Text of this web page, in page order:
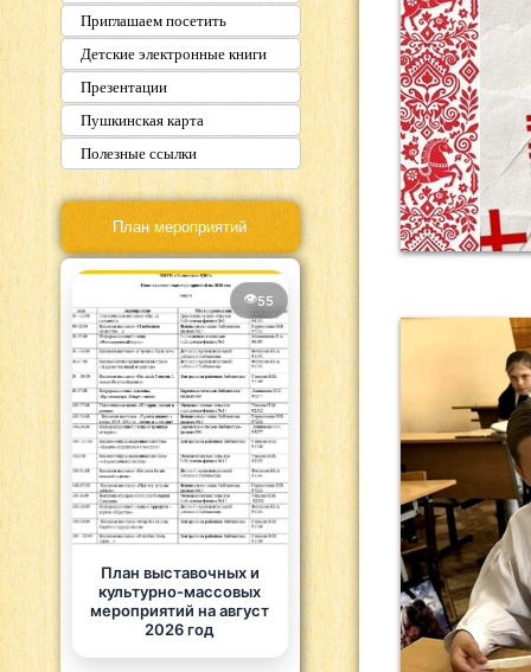
Приглашаем посетить
Детские электронные книги
Презентации
Пушкинская карта
Полезные ссылки
План мероприятий
55
План выставочных и
культурно-массовых
мероприятий на август
2026 год